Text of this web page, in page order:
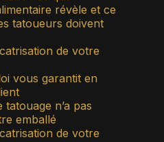
révèle et ce
tatoueurs doivent
de votre
vous garantit en
n’a pas
emballé
de votre